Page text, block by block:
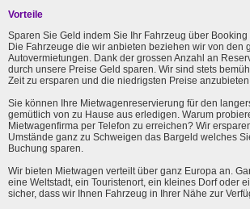
Vorteile
Sparen Sie Geld indem Sie Ihr Fahrzeug über
Die Fahrzeuge die wir anbieten beziehen wir von den
Autovermietungen. Dank der grossen Anzahl an
durch unsere Preise Geld sparen. Wir sind stets
Zeit zu ersparen und die niedrigsten Preise
Sie können Ihre Mietwagenreservierung für den
gemütlich von zu Hause aus erledigen. Warum
Mietwagenfirma per Telefon zu erreichen? Wir
Umstände ganz zu Schweigen das Bargeld welches
Buchung sparen.
Wir bieten Mietwagen verteilt über ganz Europa an.
eine Weltstadt, ein Touristenort, ein kleines Dorf oder
sicher, dass wir Ihnen Fahrzeug in Ihrer Nähe zur